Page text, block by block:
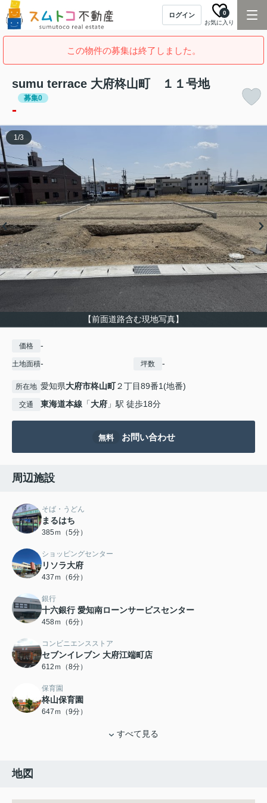
ログイン
お気に入り
0
この物件の募集は終了しました。
sumu terrace 大府柊山町 １１号地
募集0
-
【前面道路含む現地写真】
1/3
価格 -
土地面積- 坪数 -
所在地 愛知県大府市柊山町２丁目89番1(地番)
交通 東海道本線 「大府 」駅 徒歩18分
無料 お問い合わせ
周辺施設
そば・うどん
まるはち
385ｍ（5分）
ショッピングセンター
リソラ大府
437ｍ（6分）
銀行
十六銀行 愛知南ローンサービスセンター
458ｍ（6分）
コンビニエンスストア
セブンイレブン 大府江端町店
612ｍ（8分）
保育園
柊山保育園
647ｍ（9分）
すべて見る
地図